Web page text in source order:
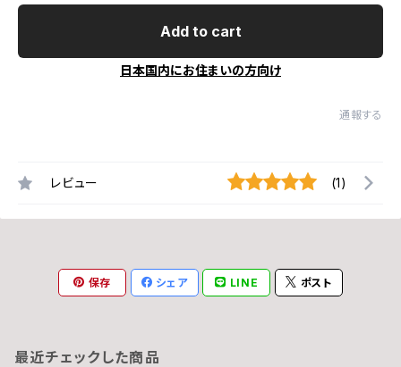
Add to cart
日本国内にお住まいの方向け
通報する
レビュー (1)
保存 シェア LINE ポスト
最近チェックした商品